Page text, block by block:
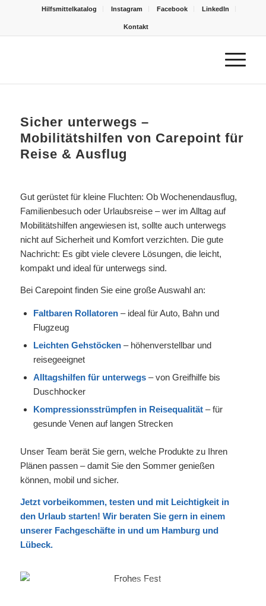
Hilfsmittelkatalog Instagram Facebook LinkedIn
Kontakt
Sicher unterwegs –
Mobilitätshilfen von Carepoint für
Reise & Ausflug
Gut gerüstet für kleine Fluchten: Ob Wochenendausflug,
Familienbesuch oder Urlaubsreise – wer im Alltag auf
Mobilitätshilfen angewiesen ist, sollte auch unterwegs
nicht auf Sicherheit und Komfort verzichten. Die gute
Nachricht: Es gibt viele clevere Lösungen, die leicht,
kompakt und ideal für unterwegs sind.
Bei Carepoint finden Sie eine große Auswahl an:
Faltbaren Rollatoren– ideal für Auto, Bahn und
Flugzeug
Leichten Gehstöcken– höhenverstellbar und
reisegeeignet
Alltagshilfen für unterwegs– von Greifhilfe bis
Duschhocker
Kompressionsstrümpfen in Reisequalität– für
gesunde Venen auf langen Strecken
Unser Team berät Sie gern, welche Produkte zu Ihren
Plänen passen – damit Sie den Sommer genießen
können, mobil und sicher.
Jetzt vorbeikommen, testen und mit Leichtigkeit in
den Urlaub starten! Wir beraten Sie gern in einem
unsererFachgeschäftein und um Hamburg und
Lübeck.
© Carepoint GmbH & Co. KG I Karl Christian Belz